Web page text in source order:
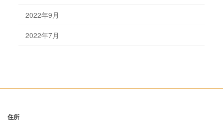
2022年9月
2022年7月
住所